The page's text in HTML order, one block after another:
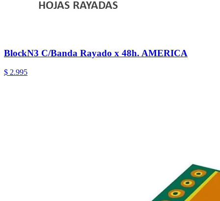
BlockN3 C/Banda Rayado x 48h. AMERICA
$ 2.995